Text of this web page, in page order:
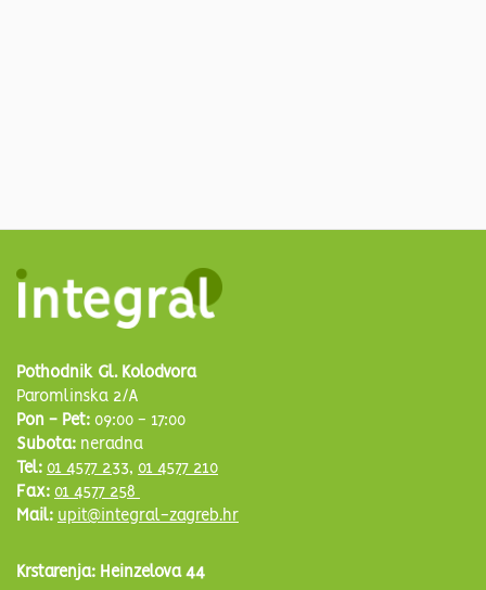
Pothodnik Gl. Kolodvora
Paromlinska 2/A
Pon - Pet: 09:00 - 17:00
Subota: neradna
Tel: 01 4577 233, 01 4577 210
Fax: 01 4577 258
Mail: upit@integral-zagreb.hr
Krstarenja: Heinzelova 44